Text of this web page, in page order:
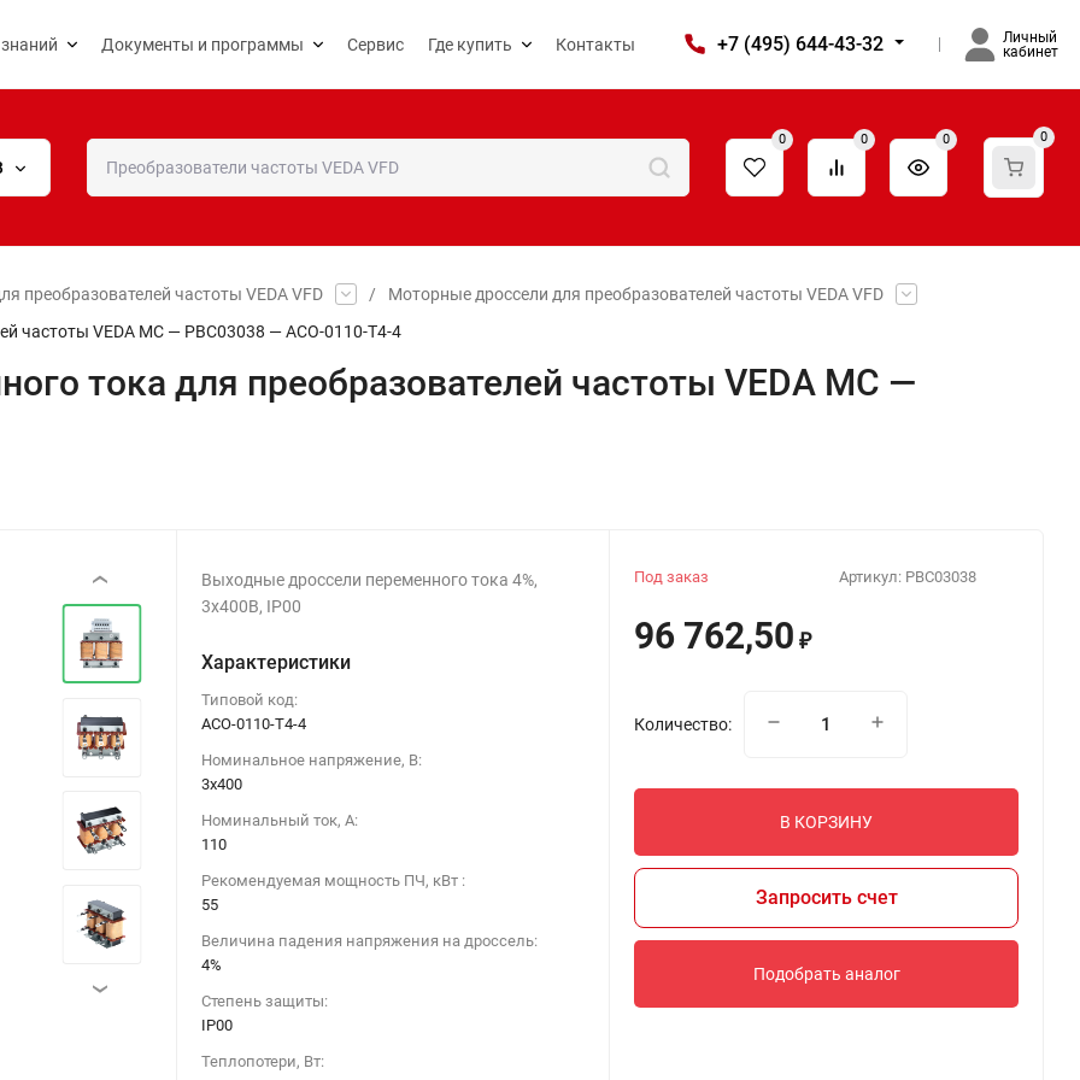
Документы и программы Сервис Где купить Контакты +7 (495) 644-43-32
Личный
кабинет
0 0 0 0
преобразователей частоты VEDA VFD /
Моторные дроссели для преобразователей частоты VEDA VFD
частоты VEDA MC — PBC03038 — ACO-0110-T4-4
тока для преобразователей частоты VEDA MC —
‹
›
Выходные дроссели переменного тока 4%,
3х400В, IP00
Характеристики
Типовой код:
ACO-0110-T4-4
Номинальное напряжение, В:
3х400
Номинальный ток, А:
110
Рекомендуемая мощность ПЧ, кВт :
55
Величина падения напряжения на дроссель:
4%
Степень защиты:
IP00
Теплопотери, Вт:
Артикул: PBC03038
Под заказ
96 762,50 ₽
Количество:
В КОРЗИНУ
Запросить счет
Подобрать аналог